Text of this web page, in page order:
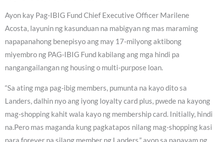
Ayon kay Pag-IBIG Fund Chief Executive Officer Marilene
Acosta, layunin ng kasunduan na mabigyan ng mas maraming
napapanahong benepisyo ang may 17-milyong aktibong
miyembro ng PAG-IBIG Fund kabilang ang mga hindi pa
nangangailangan ng housing o multi-purpose loan.
“Sa ating mga pag-ibig members, pumunta na kayo dito sa
Landers, dalhin nyo ang iyong loyalty card plus, pwede na kayong
mag-shopping kahit wala kayo ng membership card. Initially, hindi
na.Pero mas maganda kung pagkatapos nilang mag-shopping kasi
para forever na silang member ng Landers,” ayon sa panayam ng